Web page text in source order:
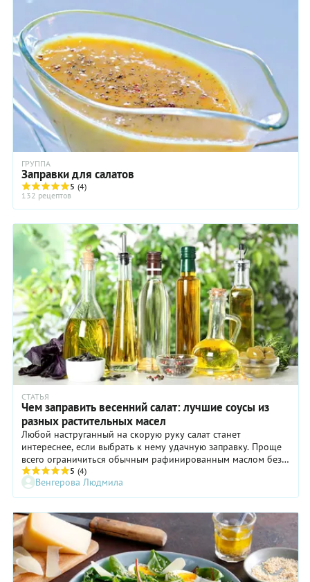
ГРУППА
Заправки для салатов
5 (4)
132 рецептов
СТАТЬЯ
Чем заправить весенний салат: лучшие соусы из
разных растительных масел
Любой наструганный на скорую руку салат станет
интереснее, если выбрать к нему удачную заправку. Проще
всего ограничиться обычным рафинированным маслом без
цвета и запаха: оно всегда под рукой. Но палитра вкусов
может быть намного шире: оливковое, тыквенное,
кунжутное, ореховое, льняное… они, как духи, — важный
листьев притягательно-волшебным.
5 (4)
Венгерова Людмила